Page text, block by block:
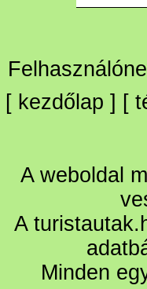
[ kezdőlap ] [
A weboldal
A
Minden